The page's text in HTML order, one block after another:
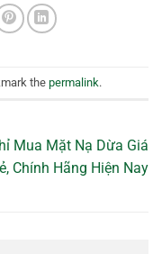
the permalink.
Mua Mặt Nạ Dừa Giá
Chính Hãng Hiện Nay